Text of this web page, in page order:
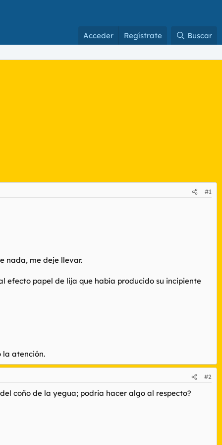
Acceder Regístrate Buscar
#1
nada, me deje llevar.
papel de lija que había producido su incipiente
la atención.
#2
coño de la yegua; podria hacer algo al respecto?